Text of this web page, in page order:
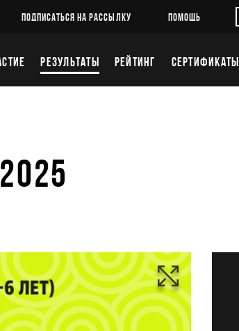
ПОДПИСАТЬСЯ НА РАССЫЛКУ ПОМОЩЬ
РЕЗУЛЬТАТЫ РЕЙТИНГ СЕРТИФИКАТЫ